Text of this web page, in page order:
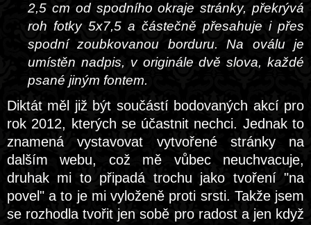
2,5 cm od spodního okraje stránky, překrývá
roh fotky 5x7,5 a částečně přesahuje i přes
spodní zoubkovanou borduru. Na oválu je
umístěn nadpis, v originále dvě slova, každé
psané jiným fontem.
Diktát měl již být součástí bodovaných akcí pro
rok 2012, kterých se účastnit nechci. Jednak to
znamená vystavovat vytvořené stránky na
dalším webu, což mě vůbec neuchvacuje,
druhak mi to připadá trochu jako tvoření "na
povel" a to je mi vyloženě proti srsti. Takže jsem
se rozhodla tvořit jen sobě pro radost a jen když